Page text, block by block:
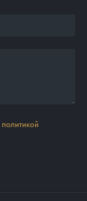
политикой